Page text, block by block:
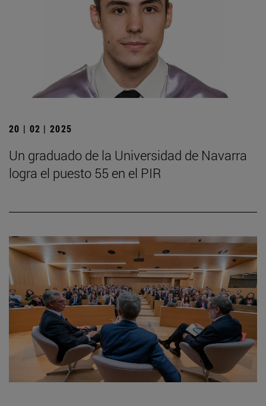
20 | 02 | 2025
Un graduado de la Universidad de Navarra
logra el puesto 55 en el PIR